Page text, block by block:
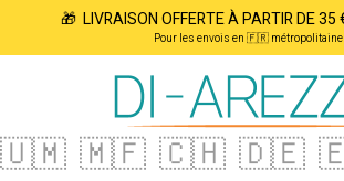
🎁 LIVRAISON OFFERTE À PARTIR DE
Pour les envois en 🇫🇷 métropolitaine
🇺🇲 🇲🇫 🇨🇭 🇩🇪